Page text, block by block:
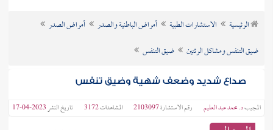
الرئيسية الاستشارات الطبية أمراض الباطنية والصدر
أمراض الصدر
ضيق التنفس ومشاكل الرئتين
ضيق التنفس
صداع شديد وضعف شهية وضيق تنفس
المجيبد. محمد عبد العليم رقم الاستشارة2103097 المشاهدات3172 تاريخ النشر2023-04-17